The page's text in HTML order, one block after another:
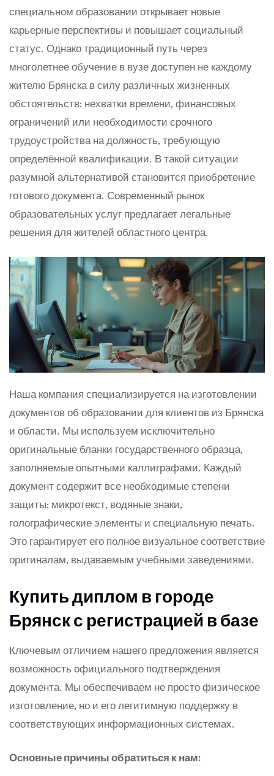
специальном образовании открывает новые
карьерные перспективы и повышает социальный
статус. Однако традиционный путь через
многолетнее обучение в вузе доступен не каждому
жителю Брянска в силу различных жизненных
обстоятельств: нехватки времени, финансовых
ограничений или необходимости срочного
трудоустройства на должность, требующую
определённой квалификации. В такой ситуации
разумной альтернативой становится приобретение
готового документа. Современный рынок
образовательных услуг предлагает легальные
решения для жителей областного центра.
Наша компания специализируется на изготовлении
документов об образовании для клиентов из Брянска
и области. Мы используем исключительно
оригинальные бланки государственного образца,
заполняемые опытными каллиграфами. Каждый
документ содержит все необходимые степени
защиты: микротекст, водяные знаки,
голографические элементы и специальную печать.
Это гарантирует его полное визуальное соответствие
оригиналам, выдаваемым учебными заведениями.
Купить диплом в городе
Брянск с регистрацией в базе
Ключевым отличием нашего предложения является
возможность официального подтверждения
документа. Мы обеспечиваем не просто физическое
изготовление, но и его легитимную поддержку в
соответствующих информационных системах.
Основные причины обратиться к нам: